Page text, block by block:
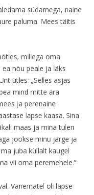
südamega, naine
paluma. Mees täitis
millega oma
nöu peale ja läks
ütles: „Selles asjas
mind mitte ära
ja perenaine
lapse kaasa. Sina
maas ja mina tulen
jookse minu järge ja
juba küllalt kaugel
vii oma peremehele.“
Vanematel oli lapse